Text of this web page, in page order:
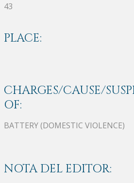
43
PLACE:
CHARGES/CAUSE/
OF:
BATTERY (DOMESTIC VIOLENCE)
NOTA DEL EDITOR: